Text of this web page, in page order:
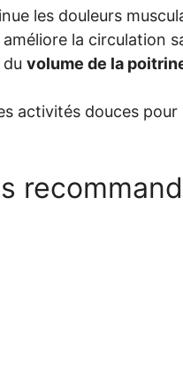
les douleurs
améliore la circulation
volume de la
activités douces